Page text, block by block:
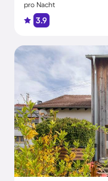
pro Nacht
3.9